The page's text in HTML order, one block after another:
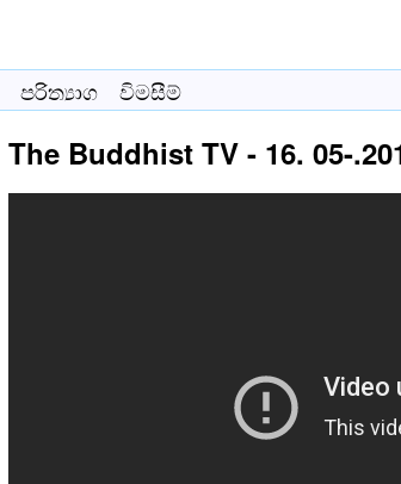
පරිත්‍යාග විමසීම්
The Buddhist TV - 16. 05-